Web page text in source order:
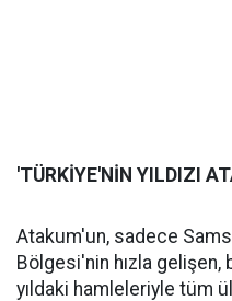
'TÜRKİYE'NİN YILDIZI
Atakum'un, sadece
Bölgesi'nin hızla
yıldaki hamleleriyle tüm